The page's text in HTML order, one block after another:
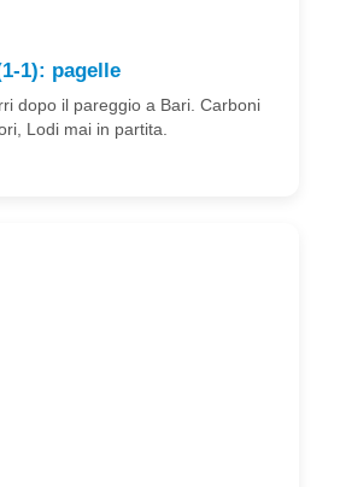
1): pagelle
dopo il pareggio a Bari. Carboni
Lodi mai in partita.